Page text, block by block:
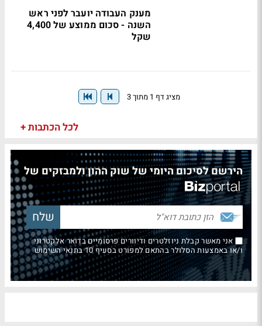
מענק העבודה יועבר לפני ראש
השנה - סכום ממוצע של 4,400
שקל
מציג דף 1 מתוך 3
לכל הכתבות +
הירשם לסיכום היומי של שוק ההון ולמבזקים של
אני מאשר קבלת ניוזלטרים ודיוורים פרסומיים בדואר אלקטרוני
ו/או באמצעות הסלולר בהתאם למפורט בסעיף 10 בתנאי השימוש